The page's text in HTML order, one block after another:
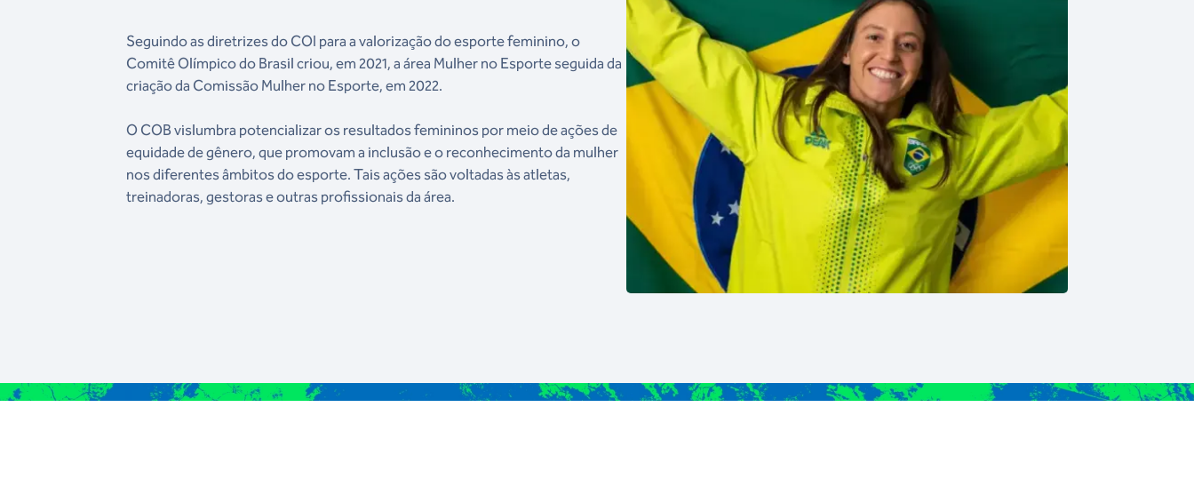
Seguindo as diretrizes do COI para a valorização do esporte feminino, o
Comitê Olímpico do Brasil criou, em 2021, a área Mulher no Esporte seguida da
criação da Comissão Mulher no Esporte, em 2022.
O COB vislumbra potencializar os resultados femininos por meio de ações de
equidade de gênero, que promovam a inclusão e o reconhecimento da mulher
nos diferentes âmbitos do esporte. Tais ações são voltadas às atletas,
treinadoras, gestoras e outras profissionais da área.